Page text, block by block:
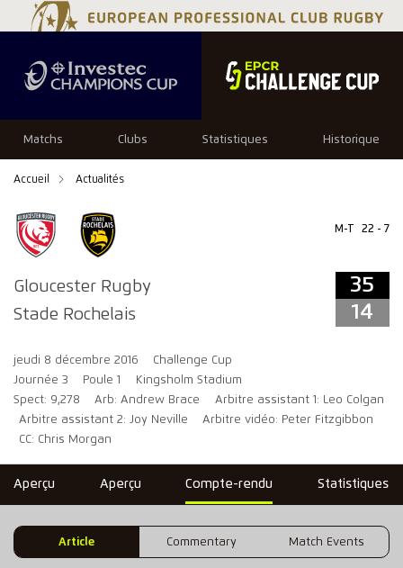
Matchs Clubs Statistiques Historique
Accueil Actualités
Gloucester Rugby
Stade Rochelais
M-T 22 - 7
35
14
jeudi 8 décembre 2016
Challenge Cup
Journée 3
Poule 1
Kingsholm Stadium
Spect: 9,278
Arb: Andrew Brace
Arbitre assistant 1: Leo Colgan
Arbitre assistant 2: Joy Neville
Arbitre vidéo: Peter Fitzgibbon
CC: Chris Morgan
35 14
Aperçu Aperçu Compte-rendu Statistiques
Article Commentary Match Events